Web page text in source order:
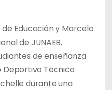
Educación y Marcelo
de JUNAEB,
de enseñanza
Deportivo Técnico
durante una